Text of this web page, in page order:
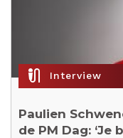
mic_external_on Interview
Paulien
de PM Dag: